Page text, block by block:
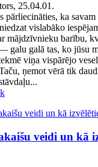
25.04.01.
pārliecināties, ka
vislabāko
mājdzīvnieku barību,
galu galā tas, ko jūsu
viņa vispārējo
ņemot vērā tik
veidi un kā